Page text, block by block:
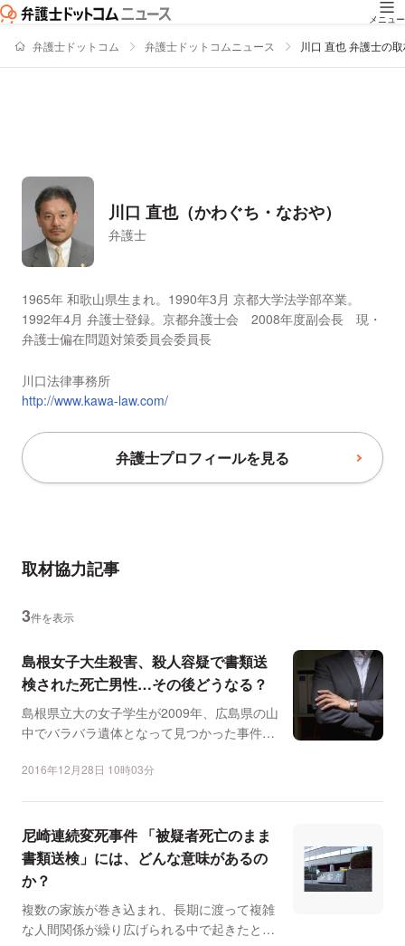
メニュー
弁護士ドットコム 弁護士ドットコムニュース 川口 直也 弁護士の
川口 直也（かわぐち・なおや）
弁護士
1965年 和歌山県生まれ。1990年3月 京都大学法学部卒業。
1992年4月 弁護士登録。京都弁護士会 2008年度副会長 現・
弁護士偏在問題対策委員会委員長
川口法律事務所
http://www.kawa-law.com/
弁護士プロフィールを見る
取材協力記事
3件を表示
島根女子大生殺害、殺人容疑で書類送
検された死亡男性…その後どうなる？
島根県立大の女子学生が2009年、広島県の山
中でバラバラ遺体となって見つかった事件
2016年12月28日 10時03分
尼崎連続変死事件 「被疑者死亡のまま
書類送検」には、どんな意味があるの
か？
複数の家族が巻き込まれ、長期に渡って複雑
な人間関係が繰り広げられる中で起きたとさ